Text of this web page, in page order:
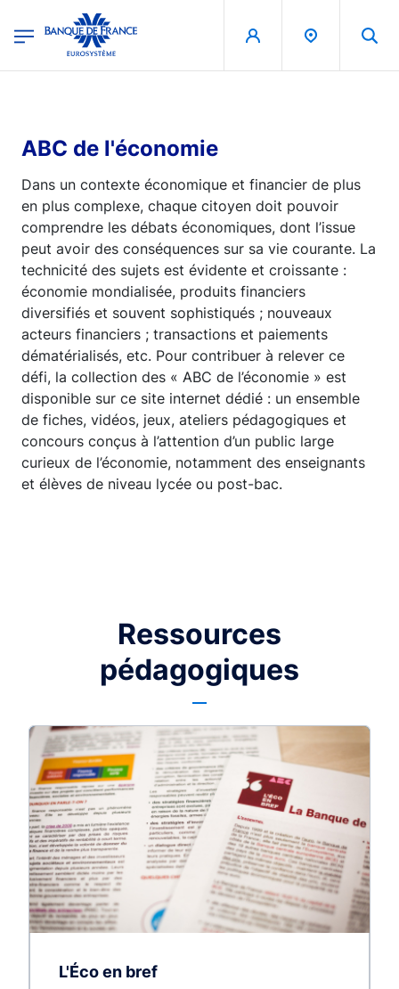
Banque de France - Menu Principal
ABC de l'économie
Dans un contexte économique et financier de plus
en plus complexe, chaque citoyen doit pouvoir
comprendre les débats économiques, dont l’issue
peut avoir des conséquences sur sa vie courante. La
technicité des sujets est évidente et croissante :
économie mondialisée, produits financiers
diversifiés et souvent sophistiqués ; nouveaux
acteurs financiers ; transactions et paiements
dématérialisés, etc. Pour contribuer à relever ce
défi, la collection des « ABC de l’économie » est
disponible sur ce site internet dédié : un ensemble
de fiches, vidéos, jeux, ateliers pédagogiques et
concours conçus à l’attention d’un public large
curieux de l’économie, notamment des enseignants
et élèves de niveau lycée ou post-bac.
Ressources
pédagogiques
L'Éco en bref